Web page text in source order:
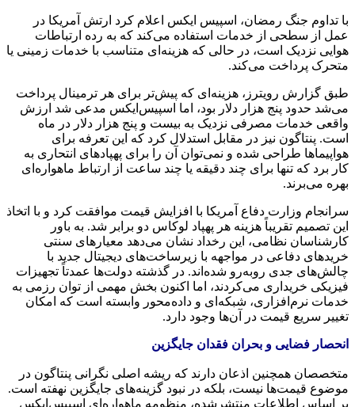
با تداوم جنگ رمضان، اسپیس ایکس اعلام کرد ارتش آمریکا در
عمل از سطحی از خدمات استفاده می‌کند که به رده ارتباطات
هوایی نزدیک است، در حالی که هزینه‌ای متناسب با خدمات زمینی یا
متحرک پرداخت می‌کند.
طبق گزارش رویترز، هزینه‌ای که پیش‌تر برای هر ترمینال پرداخت
می‌شد حدود پنج هزار دلار بود، اما اسپیس‌ایکس مدعی شد ارزش
واقعی خدمات مصرفی نزدیک به بیست و پنج هزار دلار در ماه
است. پنتاگون نیز در مقابل استدلال کرد که این تعرفه برای
هواپیماها طراحی شده و نمی‌توان آن را برای پهپادهای انتحاری به
کار برد که تنها برای چند دقیقه یا چند ساعت از ارتباط ماهواره‌ای
بهره می‌برند.
سرانجام وزارت دفاع آمریکا با افزایش قیمت موافقت کرد و با اتخاذ
این تصمیم تقریباً هزینه هر پهپاد لوکاس دو برابر شد. به باور
کارشناسان نظامی، این رخداد نشان می‌دهد معیارهای سنتی
خریدهای دفاعی در مواجهه با زیرساخت‌های دیجیتال جدید با
چالش‌های جدی روبه‌رو شده‌اند. در گذشته دولت‌ها عمدتاً تجهیزات
فیزیکی خریداری می‌کردند، اما اکنون بخش مهمی از توان رزمی به
خدمات نرم‌افزاری، شبکه‌ای و داده‌محور وابسته است که امکان
تغییر سریع قیمت در آن‌ها وجود دارد.
انحصار فضایی و بحران فقدان جایگزین
متخصصان همچنین اذعان دارند که ریشه اصلی نگرانی پنتاگون در
موضوع قیمت‌ها نیست، بلکه در نبود گزینه‌های جایگزین نهفته است.
بر اساس اطلاعات منتشرشده، منظومه ماهواره‌ای اسپیس‌ایکس